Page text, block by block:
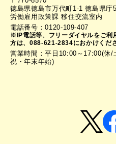
徳島県徳島市万代町1-1 徳島県庁
労働雇用政策課 移住交流室内
電話番号：0120-109-407
※IP電話等、フリーダイヤルをご利
方は、088-621-2834におかけくだ
営業時間：平日10:00～17:00(休/
祝・年末年始)